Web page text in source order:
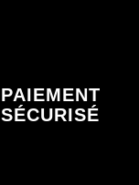
PAIEMENT
SÉCURISÉ